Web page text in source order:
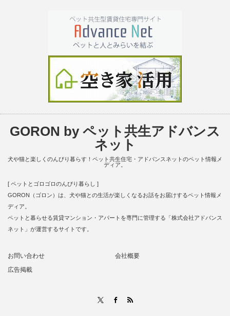
GORON by ペット共生アドバンス
ネット
犬や猫と楽しくのんびり暮らす！ペット共生住宅・アドバンスネットのペット情報メ
ディア。
[ ペットとゴロゴロのんびり暮らし ]
GORON（ゴロン）は、犬や猫との生活が楽しくなるお話をお届けするペット情報メ
ディア。
ペットと暮らせる賃貸マンション・アパートを専門に管理する「株式会社アドバンス
ネット」が運営するサイトです。
お問い合わせ
会社概要
広告掲載
Facebook